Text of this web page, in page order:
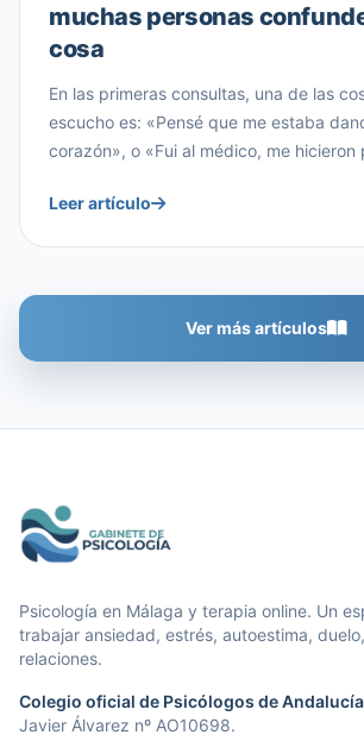
muchas personas
cosa
En las primeras consultas, una de las
escucho es: «Pensé que me estaba
corazón», o «Fui al médico, me hicieron
Muchas personas llegan al gabinete
Leer artículo
Ver más artículos
Gabinete de Psicología
Psicología en Málaga y terapia online. Un
trabajar ansiedad, estrés, autoestima,
relaciones.
Colegio oficial de Psicólogos de Andalucía
Javier Álvarez nº AO10698.